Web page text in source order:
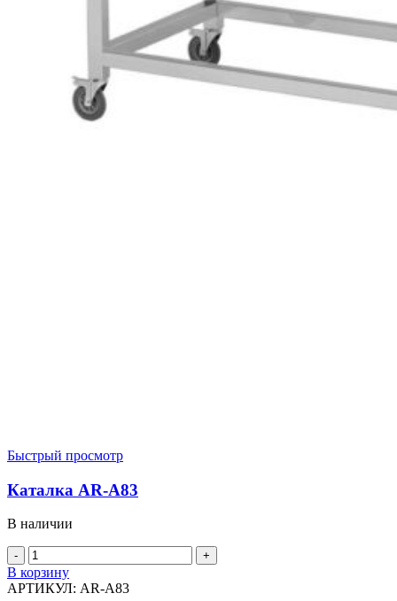
Быстрый просмотр
Каталка AR-A83
В наличии
Количество
товара
Каталка
В корзину
АРТИКУЛ: AR-A83